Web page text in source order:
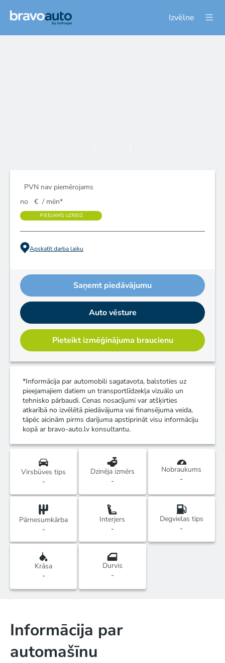
Izvēlne
PVN nav piemērojams
no
€ / mēn*
PIEEJAMS UZREIZ
Apskatīt darba laiku
Saņemt piedāvājumu
Auto vēsture
Pieteikt izmēģinājuma braucienu
*Informācija par automobili sagatavota, balstoties uz
pieejamajiem datiem un transportlīdzekļa vizuālo un
tehnisko pārbaudi. Cenas nosacījumi var atšķirties
atkarībā no izvēlētā piedāvājuma vai finansējuma veida,
tāpēc aicinām pirms darījuma apstiprināt visu informāciju
kopā ar bravo-auto.lv konsultantu.
Virsbūves tips
-
Dzinēja izmērs
-
Nobraukums
-
Pārnesumkārba
-
Interjers
-
Degvielas tips
-
Krāsa
-
Durvis
-
Informācija par
automašīnu